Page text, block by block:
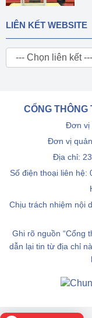
LIÊN KẾT WEBSITE
CỔNG
Đơn vị
Đơn vị
Địa chỉ:
Số điện thoại liên hệ:
Chịu trách nhiệm nội
Ghi rõ nguồn “Cổng
dẫn lại tin từ địa chỉ